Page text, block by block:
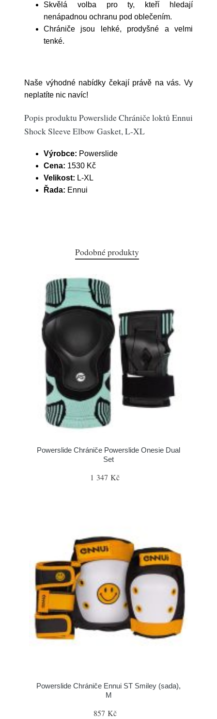
Skvělá volba pro ty, kteří hledají
nenápadnou ochranu pod oblečením.
Chrániče jsou lehké, prodyšné a velmi
tenké.
Naše výhodné nabídky čekají právě na vás. Vy
neplatíte nic navíc!
Popis produktu Powerslide Chrániče loktů Ennui
Shock Sleeve Elbow Gasket, L-XL
Výrobce: Powerslide
Cena: 1530 Kč
Velikost: L-XL
Řada: Ennui
Podobné produkty
Powerslide Chrániče Powerslide Onesie Dual
Set
1 347 Kč
Powerslide Chrániče Ennui ST Smiley (sada),
M
857 Kč